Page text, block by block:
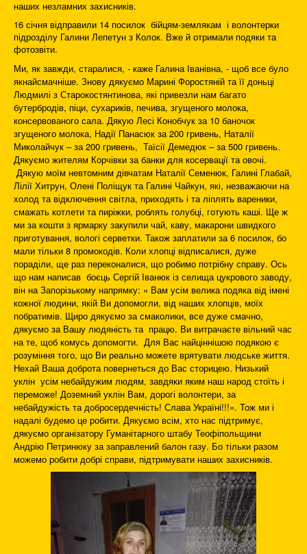
наших незламних захисників.
16 січня відправили 14 посилок бійцям-землякам і волонтерки
підрозділу Галини Лепетун з Колок. Вже й отримали подяки та
фотозвіти.
Ми, як завжди, старалися, - каже Галина Іванівна, - щоб все було
якнайсмачніше. Знову дякуємо Марині Форостяній та її доньці
Людмилі з Старокостянтинова, які привезли нам багато
бутербродів, піци, сухариків, печива, згущеного молока,
консервованого сала. Дякую Лесі Конобчук за 10 баночок
згущеного молока, Надії Панасюк за 200 гривень, Наталії
Миколайчук – за 200 гривень, Таїсії Демедюк – за 500 гривень.
Дякуємо жителям Корчівки за банки для косервації та овочі.
Дякую моїм невтомним дівчатам Наталії Семенюк, Галині Глабай,
Лілії Хитрун, Олені Поліщук та Галині Чайкун, які, незважаючи на
холод та відключення світла, приходять і та ліплять вареники,
смажать котлети та пиріжки, роблять голубці, готують каші. Ще ж
ми за кошти з ярмарку закупили чай, каву, макарони швидкого
приготування, вологі серветки. Також заплатили за 6 посилок, бо
мали тільки 8 промокодів. Коли хлопці відписалися, дуже
пораділи, ще раз переконалися, що робимо потрібну справу. Ось
що нам написав боєць Сергій Іванюк із селища цукрового заводу,
він на Запорізькому напрямку: « Вам усім велика подяка від імені
кожної людини, якій Ви допомогли, від наших хлопців, моїх
побратимів. Щиро дякуємо за смаколики, все дуже смачно,
дякуємо за Вашу людяність та працю. Ви витрачаєте вільний час
на те, щоб комусь допомогти. Для Вас найціннішою подякою є
розуміння того, що Ви реально можете врятувати людське життя.
Нехай Ваша доброта повернеться до Вас сторицею. Низький
уклін усім небайдужим людям, завдяки яким наш народ стоїть і
переможе! Доземний уклін Вам, дорогі волонтери, за
небайдужість та добросердечність! Слава Україні!!!». Тож ми і
надалі будемо це робити. Дякуємо всім, хто нас підтримує,
дякуємо організатору Гуманітарного штабу Теофіпольщини
Андрію Петринюку за заправлений балон газу. Бо тільки разом
можемо робити добрі справи, підтримувати наших захисників.